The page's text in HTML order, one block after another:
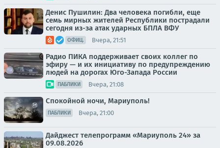
Денис Пушилин: Два человека погибли, еще
семь мирных жителей Республики пострадали
сегодня из-за атак ударных БПЛА ВФУ
ОФИЦ. Вчера, 21:51
Радио ПИКА поддерживает своих коллег по
эфиру — и их инициативу по предупреждению
людей на дорогах Юго-Запада России
ПАБЛИКИ Вчера, 21:08
Спокойной ночи, Мариуполь!
ПАБЛИКИ Вчера, 21:00
Дайджест телепрограмм «Мариуполь 24» за
09.08.2026